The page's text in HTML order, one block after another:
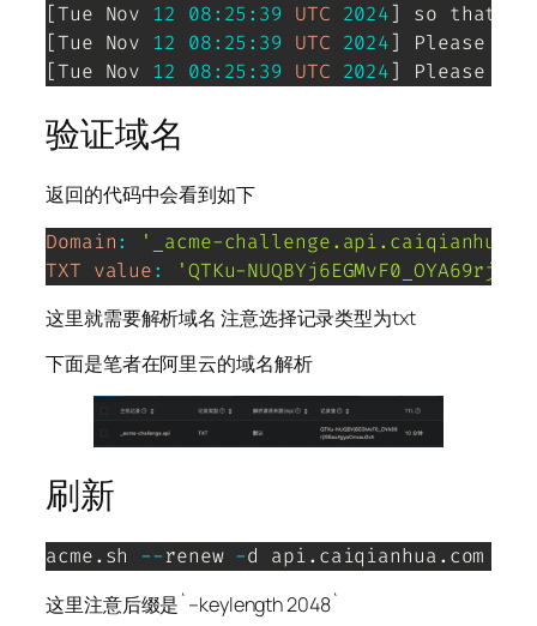
[Tue Nov 12 08: 25 : 39 UTC 2024]
so that
[Tue Nov 12 08: 25 : 39 UTC 2024]
Please
[Tue Nov 12 08: 25 : 39 UTC 2024] Please
验证域名
返回的代码中会看到如下
Domain:
'_acme-
TXT value: 'QTKu-
这里就需要解析域名 注意选择记录类型为txt
下面是笔者在阿里云的域名解析
刷新
acme. sh --renew -d api. caiqianhua. com
这里注意后缀是`–keylength 2048`